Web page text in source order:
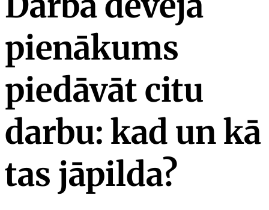
pienākums
piedāvāt citu
darbu: kad un kā
tas jāpilda?